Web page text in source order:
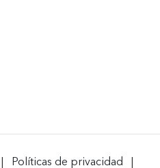
Políticas de privacidad